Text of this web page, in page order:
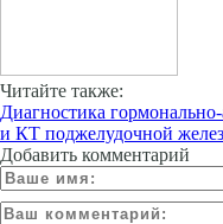
Читайте также:
Диагностика
и КТ поджелудочной
Добавить комментарий